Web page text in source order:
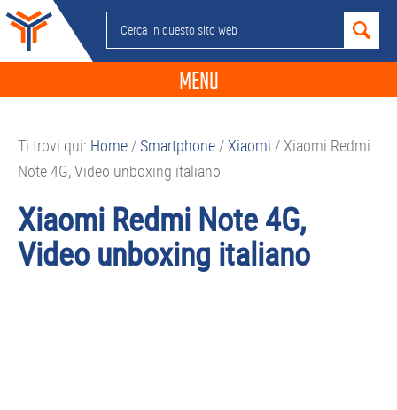
Passa
alla
navigazione
Passa
contenuto
Passa
alla
barra
Passa
piè
Cerca
in
sito
MENU
GUIDE ACQUISTO
SMARTPHONE
TABLET
Ti trovi qui: Home/Smartphone/Xiaomi / Xiaomi Redmi
Note 4G, Video unboxing italiano
Xiaomi Redmi Note 4G,
Video unboxing italiano